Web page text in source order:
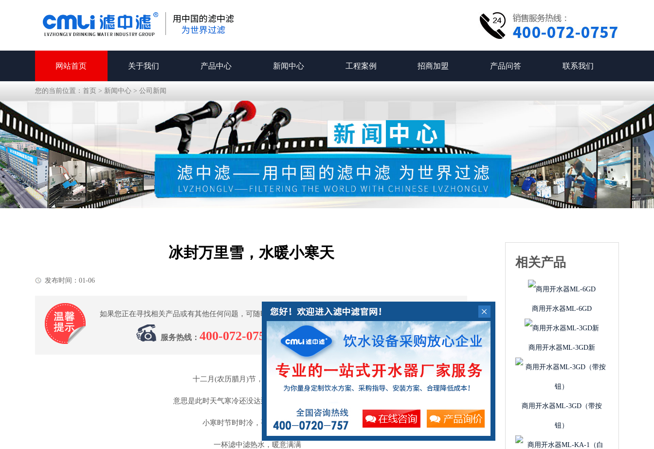
网站首页 关于我们 产品中心 新闻中心 工程案例 招商加盟 产品问答 联系我们
您的当前位置： 首页 > 新闻中心 > 公司新闻
冰封万里雪，水暖小寒天
发布时间：01-06
如果您正在寻找相关产品或有其他任何问题，可随时拨打公司服务热线，或点击下方按钮与我们在线交流！
服务热线： 400-072-0757 在线交谈
十二月(农历腊月)节，月初寒尚小，故云
意思是此时天气寒冷还没达到极点，所以称为小寒冷
小寒时节时时冷，手捧热水过暖冬
一杯滤中滤热水，暖意满满
相关产品
商用开水器ML-6GD
商用开水器ML-3GD新
商用开水器ML-3GD（带按
钮）
×